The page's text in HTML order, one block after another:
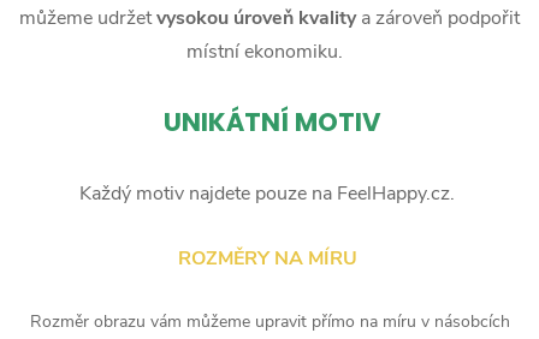
můžeme udržetvysokou úroveň kvalitya zároveň podpořit
místní ekonomiku.
UNIKÁTNÍ MOTIV
Každý motiv najdete pouze na FeelHappy.cz.
ROZMĚRY NA MÍRU
Rozměr obrazu vám můžeme upravit přímo na míru v násobcích